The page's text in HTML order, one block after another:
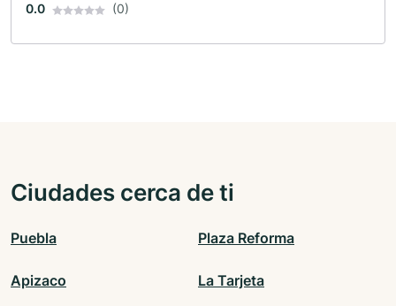
0.0 (0)
Ciudades cerca de ti
Puebla Plaza Reforma
Apizaco La Tarjeta